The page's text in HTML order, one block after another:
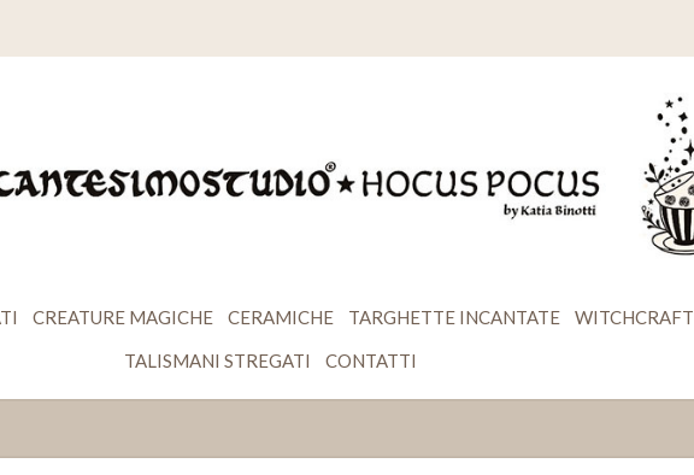
CREATURE MAGICHE CERAMICHE TARGHETTE INCANTATE WITCHCRAFT
TALISMANI STREGATI
CONTATTI